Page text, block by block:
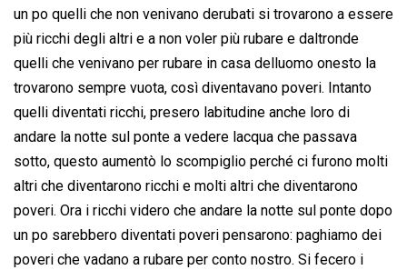
un po quelli che non venivano derubati si trovarono a essere
più ricchi degli altri e a non voler più rubare e daltronde
quelli che venivano per rubare in casa delluomo onesto la
trovarono sempre vuota, così diventavano poveri. Intanto
quelli diventati ricchi, presero labitudine anche loro di
andare la notte sul ponte a vedere lacqua che passava
sotto, questo aumentò lo scompiglio perché ci furono molti
altri che diventarono ricchi e molti altri che diventarono
poveri. Ora i ricchi videro che andare la notte sul ponte dopo
un po sarebbero diventati poveri pensarono: paghiamo dei
poveri che vadano a rubare per conto nostro. Si fecero i